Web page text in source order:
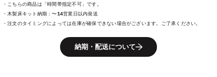
・こちらの商品は「時間帯指定不可」です。
・木製床キット納期：〜14営業日以内発送
・注文のタイミングによっては在庫が確保できない場合がございます。ご了承ください。
納期・配送について